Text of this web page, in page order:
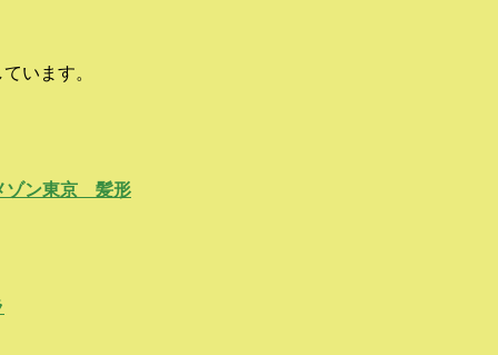
います。
ゾン東京 髪形